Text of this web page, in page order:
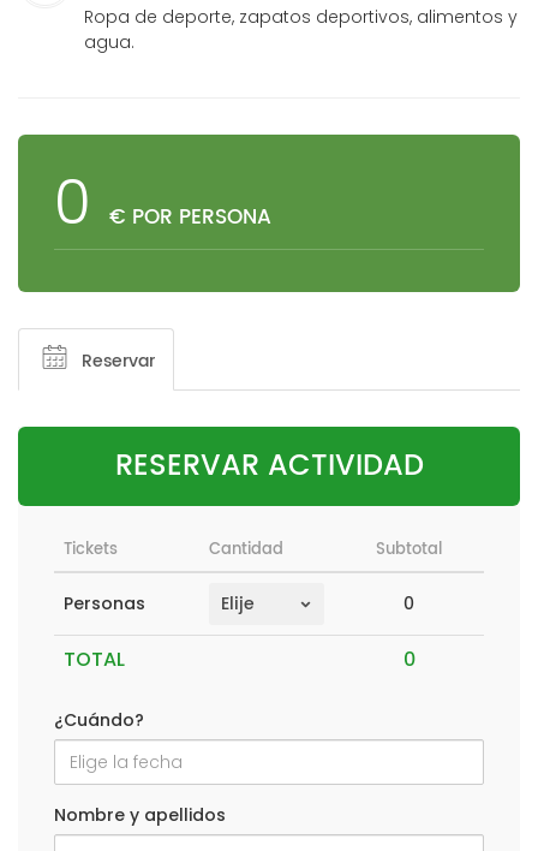
Ropa de deporte, zapatos deportivos, alimentos y
agua.
0 € POR PERSONA
Reservar
RESERVAR ACTIVIDAD
Tickets Cantidad Subtotal
TOTAL
Personas 0
¿Cuándo?
Nombre y apellidos